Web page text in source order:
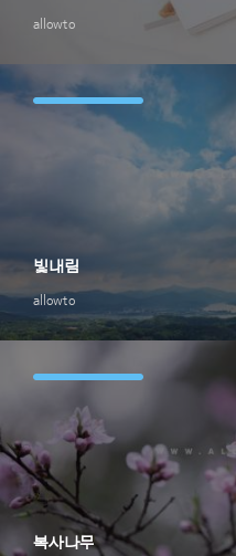
allowto
allowto
빛내림
복사나무